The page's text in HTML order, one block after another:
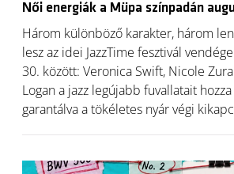
Női energiák a Müpa színpadán
Három különböző karakter, három
lesz az idei JazzTime fesztivál
30. között: Veronica Swift, Nicole
Logan a jazz legújabb fuvallatait
garantálva a tökéletes nyár végi